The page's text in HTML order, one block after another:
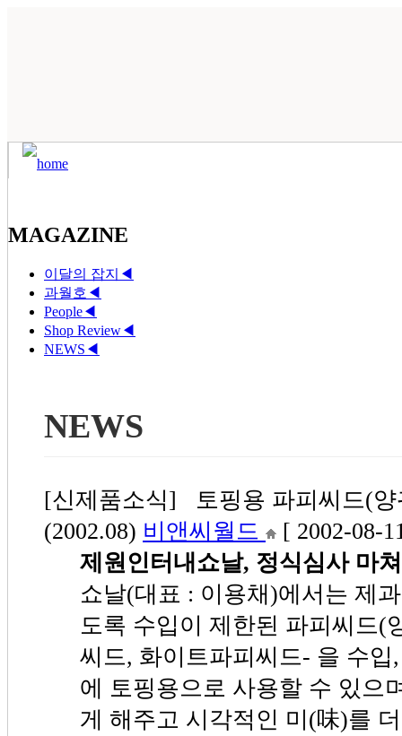
MAGAZINE
이달의 잡지 ◀
과월호 ◀
People◀
Shop Review◀
NEWS ◀
NEWS
[신제품소식] 토핑용 파피씨드(양
(2002.08) 비앤씨월드
[ 2002-08-
제원인터내쇼날, 정식심사 마
쇼날(대표 : 이용채)에서는 제
도록 수입이 제한된 파피씨드(
씨드, 화이트파피씨드- 을 수
에 토핑용으로 사용할 수 있으
게 해주고 시각적인 미(味)를